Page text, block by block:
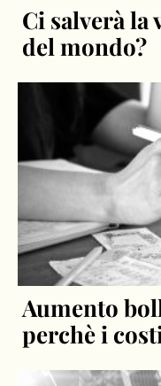
Ci salverà la
del mondo?
Aumento
perchè i